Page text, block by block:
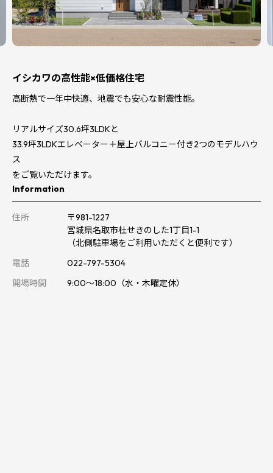
イシカワの高性能×低価格住宅
高断熱で一年中快適、地震でも安心な耐震性能。
リアルサイズ30.6坪3LDKと
33.9坪3LDKエレベーター＋屋上バルコニー付き2つのモデルハウ
ス
をご覧いただけます。
Information
住所
〒981-1227
宮城県名取市杜せきのした1丁目1-1
（北側駐車場をご利用いただくと便利です）
電話
022-797-5304
開場時間
9:00～18:00（水・木曜定休）